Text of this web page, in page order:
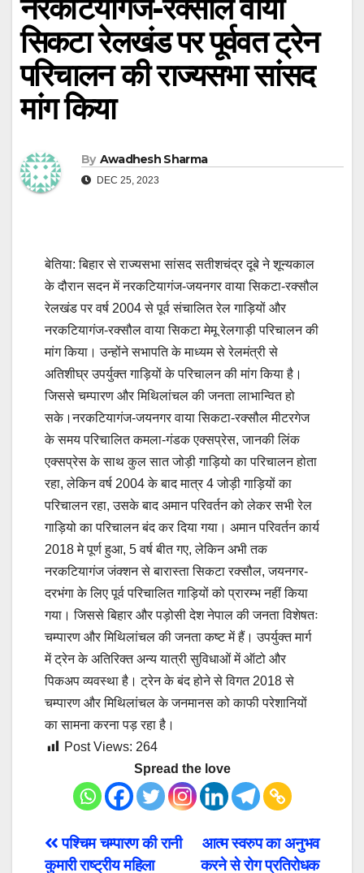
नरकटियागंज-रक्सौल वाया
सिकटा रेलखंड पर पूर्ववत ट्रेन
परिचालन की राज्यसभा सांसद
मांग किया
By Awadhesh Sharma
DEC 25, 2023
बेतिया: बिहार से राज्यसभा सांसद सतीशचंद्र दूबे ने शून्यकाल
के दौरान सदन में नरकटियागंज-जयनगर वाया सिकटा-रक्सौल
रेलखंड पर वर्ष 2004 से पूर्व संचालित रेल गाड़ियों और
नरकटियागंज-रक्सौल वाया सिकटा मेमू रेलगाड़ी परिचालन की
मांग किया। उन्होंने सभापति के माध्यम से रेलमंत्री से
अतिशीघ्र उपर्युक्त गाड़ियों के परिचालन की मांग किया है।
जिससे चम्पारण और मिथिलांचल की जनता लाभान्वित हो
सके।नरकटियागंज-जयनगर वाया सिकटा-रक्सौल मीटरगेज
के समय परिचालित कमला-गंडक एक्सप्रेस, जानकी लिंक
एक्सप्रेस के साथ कुल सात जोड़ी गाड़ियो का परिचालन होता
रहा, लेकिन वर्ष 2004 के बाद मात्र 4 जोड़ी गाड़ियों का
परिचालन रहा, उसके बाद अमान परिवर्तन को लेकर सभी रेल
गाड़ियो का परिचालन बंद कर दिया गया। अमान परिवर्तन कार्य
2018 मे पूर्ण हुआ, 5 वर्ष बीत गए, लेकिन अभी तक
नरकटियागंज जंक्शन से बारास्ता सिकटा रक्सौल, जयनगर-
दरभंगा के लिए पूर्व परिचालित गाड़ियों को प्रारम्भ नहीं किया
गया। जिससे बिहार और पड़ोसी देश नेपाल की जनता विशेषतः
चम्पारण और मिथिलांचल की जनता कष्ट में हैं। उपर्युक्त मार्ग
में ट्रेन के अतिरिक्त अन्य यात्री सुविधाओं में ऑटो और
पिकअप व्यवस्था है। ट्रेन के बंद होने से विगत 2018 से
चम्पारण और मिथिलांचल के जनमानस को काफी परेशानियों
का सामना करना पड़ रहा है।
Post Views: 264
Spread the love
Post
आत्म स्वरुप का अनुभव
करने से रोग प्रतिरोधक
पश्चिम चम्पारण की रानी
कुमारी राष्ट्रीय महिला